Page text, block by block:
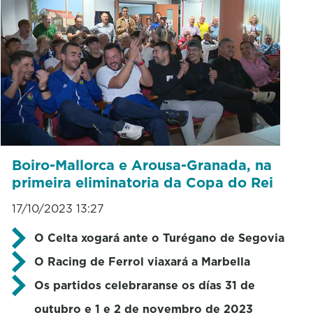
Boiro-Mallorca e Arousa-Granada, na
primeira eliminatoria da Copa do Rei
17/10/2023 13:27
O Celta xogará ante o Turégano de Segovia
O Racing de Ferrol viaxará a Marbella
Os partidos celebraranse os días 31 de
outubro e 1 e 2 de novembro de 2023